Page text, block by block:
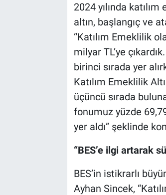
2024 yılında
altın, başlangıç ve
“Katılım Emeklilik
milyar TL’ye
birinci sırada yer
Katılım Emeklilik
üçüncü sırada
fonumuz yüzde
yer aldı” şeklinde
“BES’e ilgi artarak
BES’in istikrarlı
Ayhan Sincek,